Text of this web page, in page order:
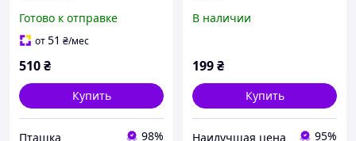
силиконовый
антискользящий с
36.5х69 см
Готово к отправке
от51 ₴/мес
510₴
Купить
Пташка 98%
В наличии
199₴
Купить
Наилучшая цена 95%